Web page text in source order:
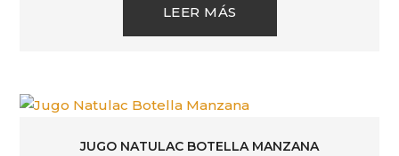
LEER MÁS
JUGO NATULAC BOTELLA MANZANA